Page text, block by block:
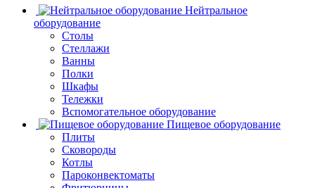
Нейтральное
оборудование
Столы
Стеллажи
Ванны
Полки
Шкафы
Тележки
Вспомогательное оборудование
Пищевое оборудование
Плиты
Сковороды
Котлы
Пароконвектоматы